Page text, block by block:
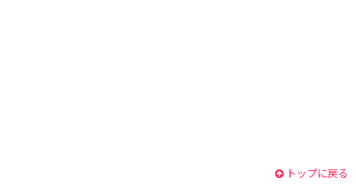
トップに戻る